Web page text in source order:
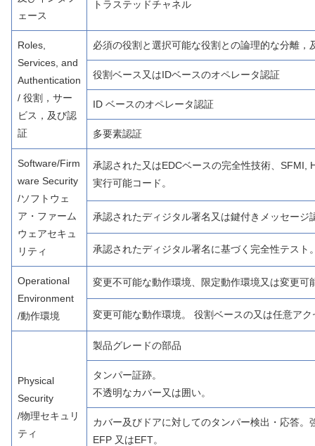
ェース
トラステッドチャネル
Roles,
Services, and
Authentication
/ 役割，サー
ビス，及び認
証
必須の役割と選択可能な役割との論理的な分離
役割ベース又はIDベースのオペレータ認証
ID ベースのオペレータ認証
多要素認証
Software/Firm
ware Security
/ソフトウェ
ア・ファーム
ウェアセキュ
リティ
承認された又はEDCベースの完全性技術、SFMI,
実行可能コード。
承認されたディジタル署名又は鍵付きメッセージ
承認されたディジタル署名に基づく完全性テスト
Operational
Environment
/動作環境
変更不可能な動作環境、限定動作環境又は変更可
変更可能な動作環境。 役割ベースの又は任意ア
Physical
Security
/物理セキュリ
ティ
製品グレードの部品
タンパー証跡。
不透明なカバー又は囲い。
カバー及びドアに対してのタンパー検出・応答
EFP 又はEFT。